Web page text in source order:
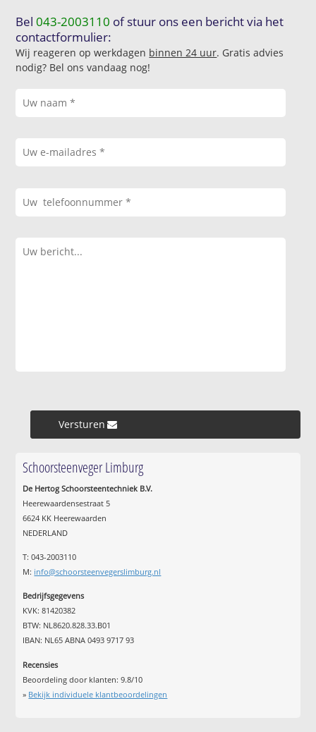
Bel043-2003110 of stuur ons een bericht via het
contactformulier:
Wij reageren op werkdagen binnen 24 uur. Gratis advies
nodig? Bel ons vandaag nog!
Versturen »
Schoorsteenveger Limburg
De Hertog Schoorsteentechniek B.V.
Heerewaardensestraat 5
6624 KK Heerewaarden
NEDERLAND
T: 043-2003110
M: info@schoorsteenvegerslimburg.nl
Bedrijfsgegevens
KVK: 81420382
BTW: NL8620.828.33.B01
IBAN: NL65 ABNA 0493 9717 93
Recensies
Beoordeling door klanten:9.8/10
» Bekijk individuele klantbeoordelingen